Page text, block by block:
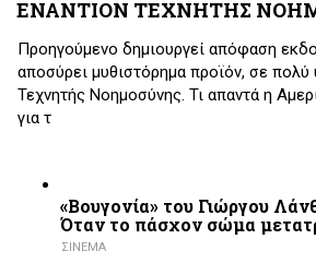
ΕΝΑΝΤΙΟΝ ΤΕΧΝΗΤΗΣ
Προηγούμενο δημιουργεί απόφαση
αποσύρει μυθιστόρημα προϊόν, σε
Τεχνητής Νοημοσύνης. Τι απαντά η
για τ
«Βουγονία» του Γιώργου
Όταν το πάσχον σώμα
ΣΙΝΕΜΑ